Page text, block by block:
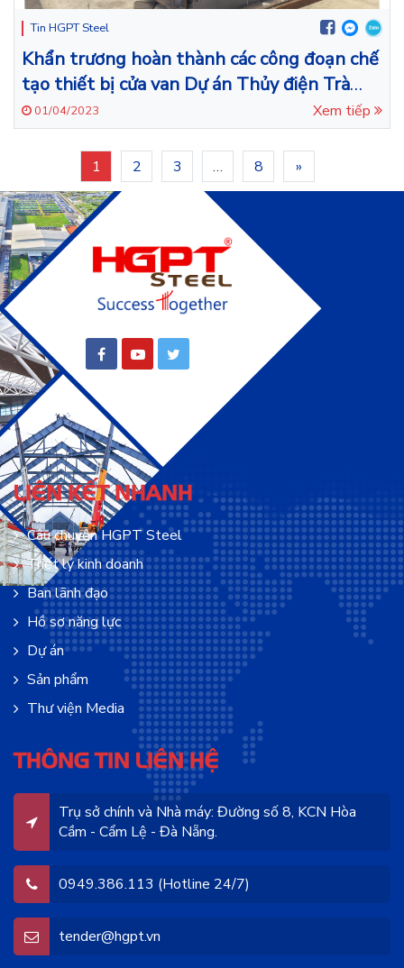
Tin HGPT Steel
Khẩn trương hoàn thành các công đoạn chế
tạo thiết bị cửa van Dự án Thủy điện Trà
Khúc 1
01/04/2023 Xem tiếp
1 2 3 … 8 »
LIÊN KẾT NHANH
Câu chuyện HGPT Steel
Triết lý kinh doanh
Ban lãnh đạo
Hồ sơ năng lực
Dự án
Sản phẩm
Thư viện Media
THÔNG TIN LIÊN HỆ
Trụ sở chính và Nhà máy: Đường số 8, KCN Hòa
Cầm - Cẩm Lệ - Đà Nẵng.
0949.386.113 (Hotline 24/7)
tender@hgpt.vn